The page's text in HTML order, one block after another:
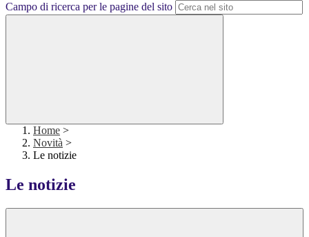
Campo di ricerca per le pagine del sito
Home >
Novità >
Le notizie
Le notizie